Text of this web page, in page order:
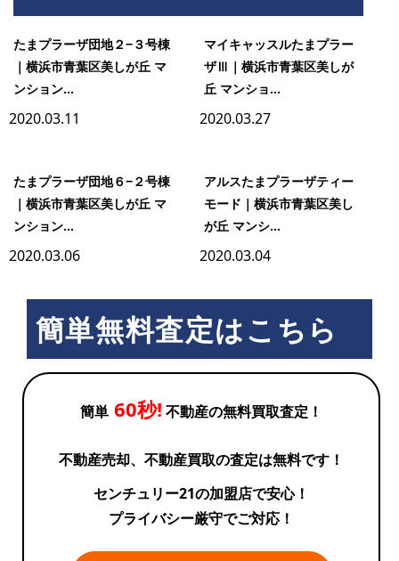
市
が
尾
たまプラーザ団地２−３号棟
｜横浜市青葉区美しが丘 マ
ンション...
2020.03.11
マイキャッスルたまプラー
ザⅢ｜横浜市青葉区美しが
丘 マンショ...
2020.03.27
たまプラーザ団地６−２号棟
｜横浜市青葉区美しが丘 マ
ンション...
2020.03.06
アルスたまプラーザティー
モード｜横浜市青葉区美し
が丘 マンシ...
2020.03.04
簡単無料査定はこちら
簡単 60秒! 不動産の無料買取査定！
不動産売却、不動産買取の査定は無料です！
センチュリー21の加盟店で安心！
プライバシー厳守でご対応！